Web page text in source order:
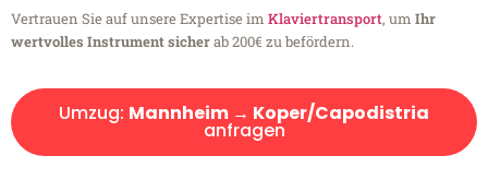
Vertrauen Sie auf unsere Expertise im Klaviertransport, um Ihr
wertvolles Instrument sicherab 200€ zu befördern.
Umzug: Mannheim → Koper/Capodistria
anfragen